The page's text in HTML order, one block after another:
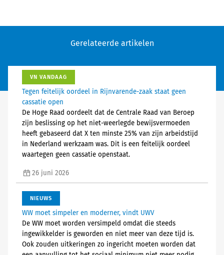
Gerelateerde artikelen
VN VANDAAG
Tegen feitelijk oordeel in Rijnvarende-zaak staat geen
cassatie open
De Hoge Raad oordeelt dat de Centrale Raad van Beroep
zijn beslissing op het niet-weerlegde bewijsvermoeden
heeft gebaseerd dat X ten minste 25% van zijn arbeidstijd
in Nederland werkzaam was. Dit is een feitelijk oordeel
waartegen geen cassatie openstaat.
26 juni 2026
NIEUWS
WW moet simpeler en moderner, vindt UWV
De WW moet worden versimpeld omdat die steeds
ingewikkelder is geworden en niet meer van deze tijd is.
Ook zouden uitkeringen zo ingericht moeten worden dat